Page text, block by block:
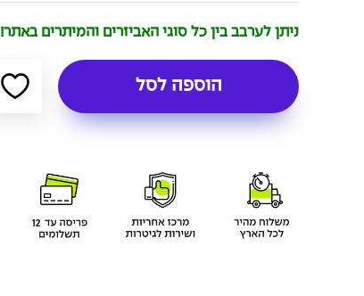
ניתן לערבב בין כל סוגי האביזרים והמיתרים באתר!
הוספה לסל